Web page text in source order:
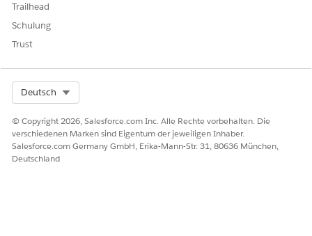
Geben Sie uns Feedback, damit wir uns verbessern können.
Ja Nein
Trailhead
Schulung
Trust
Deutsch
© Copyright 2026, Salesforce.com Inc. Alle Rechte vorbehalten. Die
verschiedenen Marken sind Eigentum der jeweiligen Inhaber.
Salesforce.com Germany GmbH, Erika-Mann-Str. 31, 80636 München,
Deutschland